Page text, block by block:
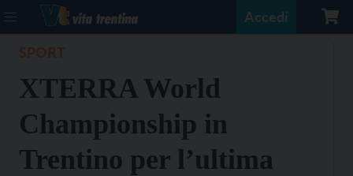
Accedi
XTERRA World
Championship in
Trentino per l’ultima